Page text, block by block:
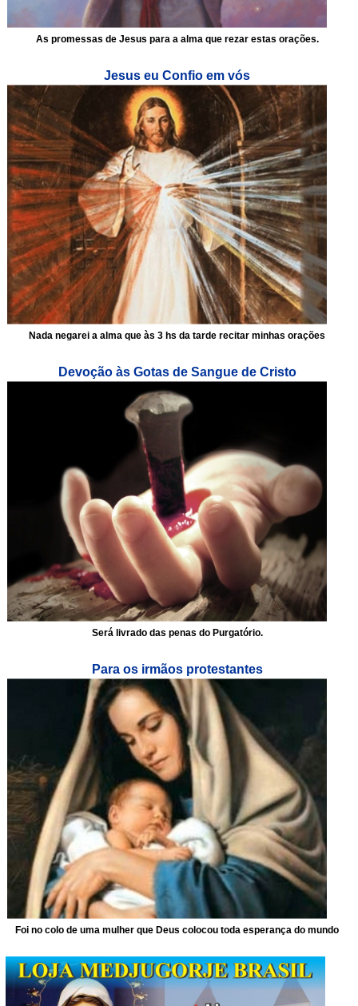
As promessas de Jesus para a alma que rezar estas orações.
Jesus eu Confio em vós
Nada negarei a alma que às 3 hs da tarde recitar minhas orações
Devoção às Gotas de Sangue de Cristo
Será livrado das penas do Purgatório.
Para os irmãos protestantes
Foi no colo de uma mulher que Deus colocou toda esperança do mundo